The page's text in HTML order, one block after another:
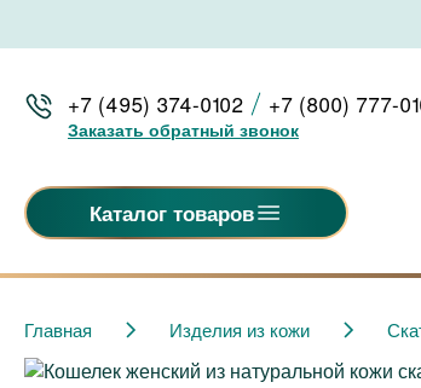
+7 (495) 374-0102 +7 (800) 777-
Заказать обратный звонок
Каталог товаров
Главная Изделия из кожи